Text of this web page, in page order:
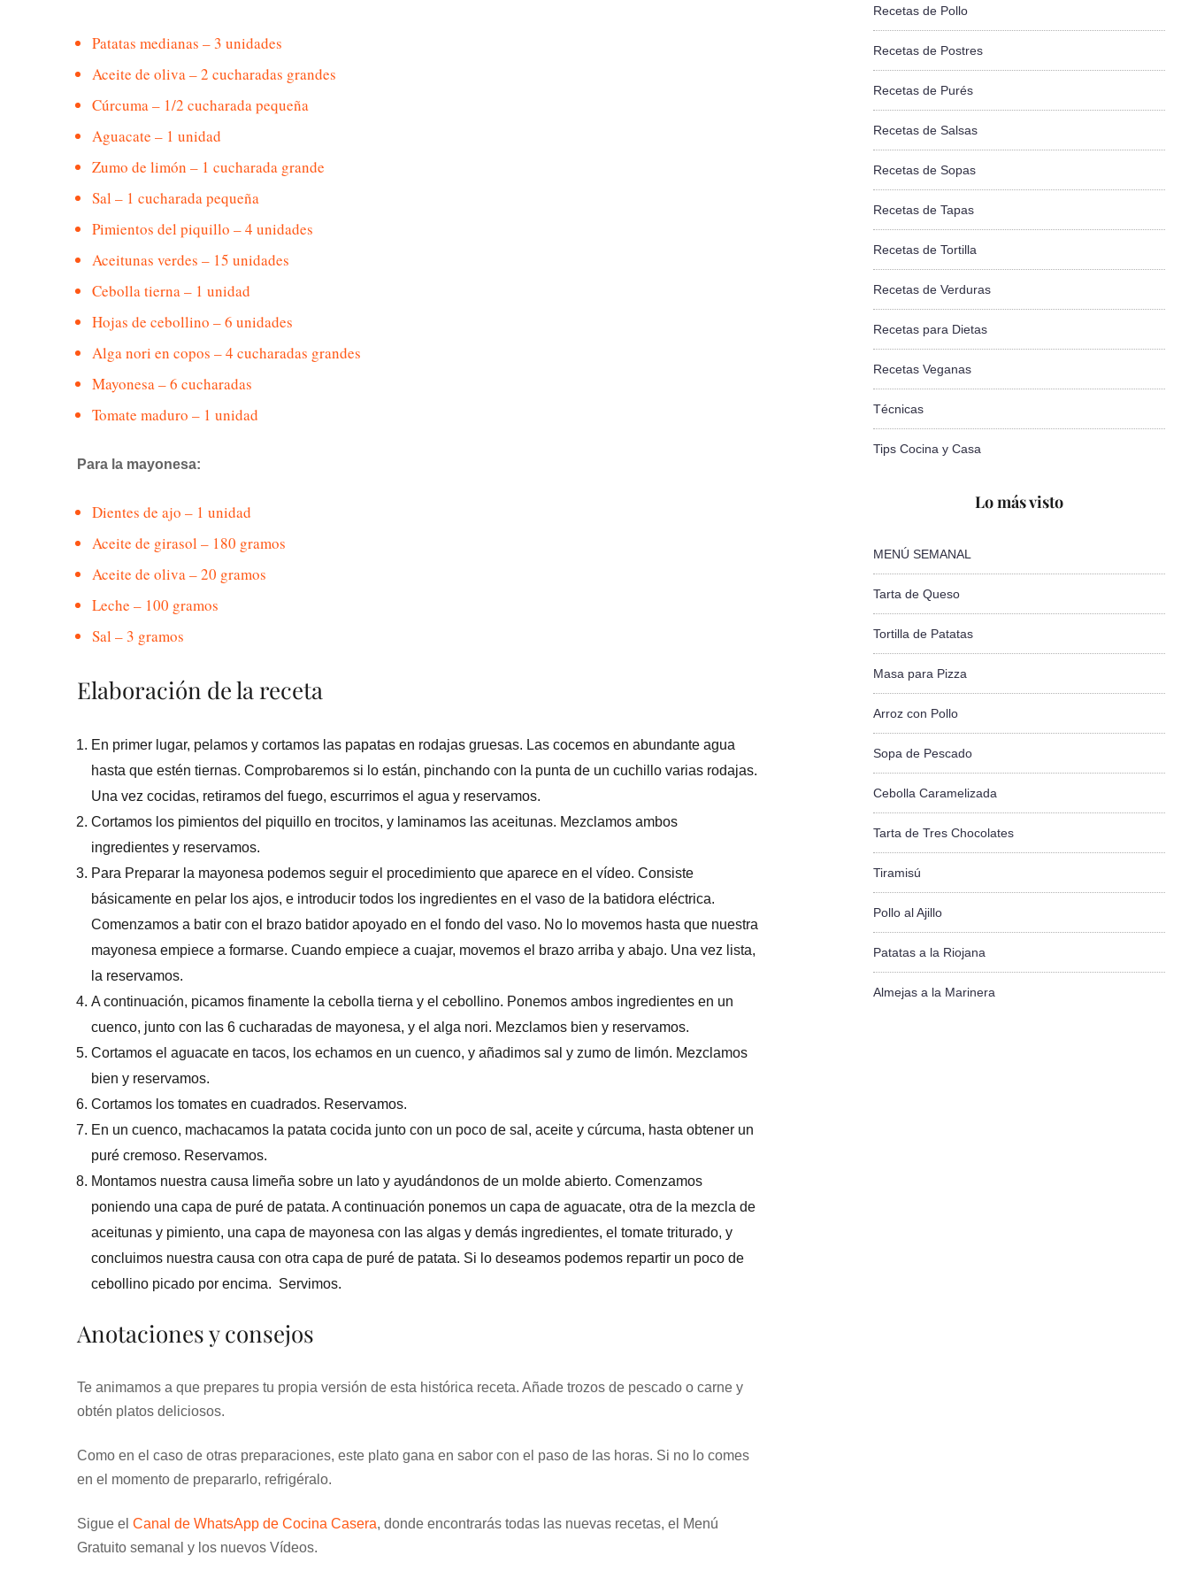
Patatas medianas – 3 unidades
Aceite de oliva – 2 cucharadas grandes
Cúrcuma – 1/2 cucharada pequeña
Aguacate – 1 unidad
Zumo de limón – 1 cucharada grande
Sal – 1 cucharada pequeña
Pimientos del piquillo – 4 unidades
Aceitunas verdes – 15 unidades
Cebolla tierna – 1 unidad
Hojas de cebollino – 6 unidades
Alga nori en copos – 4 cucharadas grandes
Mayonesa – 6 cucharadas
Tomate maduro – 1 unidad
Para la mayonesa:
Dientes de ajo – 1 unidad
Aceite de girasol – 180 gramos
Aceite de oliva – 20 gramos
Leche – 100 gramos
Sal – 3 gramos
Elaboración de la receta
En primer lugar, pelamos y cortamos las papatas en rodajas gruesas. Las cocemos en abundante agua
hasta que estén tiernas. Comprobaremos si lo están, pinchando con la punta de un cuchillo varias rodajas.
Una vez cocidas, retiramos del fuego, escurrimos el agua y reservamos.
Cortamos los pimientos del piquillo en trocitos, y laminamos las aceitunas. Mezclamos ambos
ingredientes y reservamos.
Para Preparar la mayonesa podemos seguir el procedimiento que aparece en el vídeo. Consiste
básicamente en pelar los ajos, e introducir todos los ingredientes en el vaso de la batidora eléctrica.
Comenzamos a batir con el brazo batidor apoyado en el fondo del vaso. No lo movemos hasta que nuestra
mayonesa empiece a formarse. Cuando empiece a cuajar, movemos el brazo arriba y abajo. Una vez lista,
la reservamos.
A continuación, picamos finamente la cebolla tierna y el cebollino. Ponemos ambos ingredientes en un
cuenco, junto con las 6 cucharadas de mayonesa, y el alga nori. Mezclamos bien y reservamos.
Cortamos el aguacate en tacos, los echamos en un cuenco, y añadimos sal y zumo de limón. Mezclamos
bien y reservamos.
Cortamos los tomates en cuadrados. Reservamos.
En un cuenco, machacamos la patata cocida junto con un poco de sal, aceite y cúrcuma, hasta obtener un
puré cremoso. Reservamos.
Montamos nuestra causa limeña sobre un lato y ayudándonos de un molde abierto. Comenzamos
poniendo una capa de puré de patata. A continuación ponemos un capa de aguacate, otra de la mezcla de
aceitunas y pimiento, una capa de mayonesa con las algas y demás ingredientes, el tomate triturado, y
concluimos nuestra causa con otra capa de puré de patata. Si lo deseamos podemos repartir un poco de
cebollino picado por encima. Servimos.
Anotaciones y consejos
Te animamos a que prepares tu propia versión de esta histórica receta. Añade trozos de pescado o carne y
obtén platos deliciosos.
Como en el caso de otras preparaciones, este plato gana en sabor con el paso de las horas. Si no lo comes
en el momento de prepararlo, refrigéralo.
Sigue el Canal de WhatsApp de Cocina Casera, donde encontrarás todas las nuevas recetas, el Menú
Gratuito semanal y los nuevos Vídeos.
Recetas de Pollo
Recetas de Postres
Recetas de Purés
Recetas de Salsas
Recetas de Sopas
Recetas de Tapas
Recetas de Tortilla
Recetas de Verduras
Recetas para Dietas
Recetas Veganas
Técnicas
Tips Cocina y Casa
Lo más visto
MENÚ SEMANAL
Tarta de Queso
Tortilla de Patatas
Masa para Pizza
Arroz con Pollo
Sopa de Pescado
Cebolla Caramelizada
Tarta de Tres Chocolates
Tiramisú
Pollo al Ajillo
Patatas a la Riojana
Almejas a la Marinera